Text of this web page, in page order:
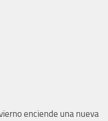
enciende una nueva